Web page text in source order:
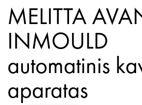
MELITTA AVANZA
INMOULD
automatinis
aparatas